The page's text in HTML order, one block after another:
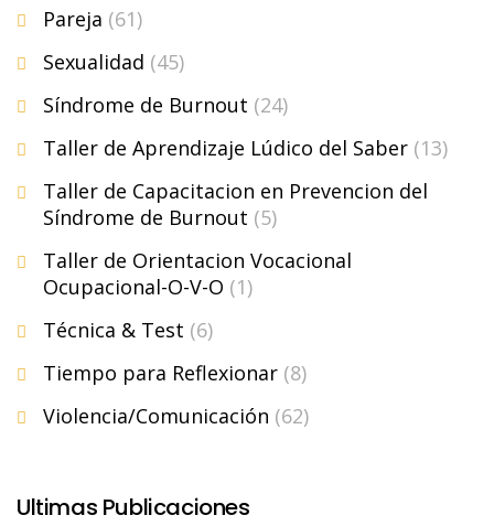
Pareja (61)
Sexualidad (45)
Síndrome de Burnout (24)
Taller de Aprendizaje Lúdico del Saber (13)
Taller de Capacitacion en Prevencion del
Síndrome de Burnout (5)
Taller de Orientacion Vocacional
Ocupacional-O-V-O (1)
Técnica & Test (6)
Tiempo para Reflexionar (8)
Violencia/Comunicación (62)
Ultimas Publicaciones